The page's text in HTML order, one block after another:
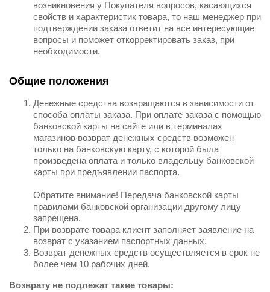
возникновения у Покупателя вопросов, касающихся
свойств и характеристик товара, то наш менеджер при
подтверждении заказа ответит на все интересующие
вопросы и поможет откорректировать заказ, при
необходимости.
Общие положения
Денежные средства возвращаются в зависимости от
способа оплаты заказа. При оплате заказа с помощью
банковской карты на сайте или в терминалах
магазинов возврат денежных средств возможен
только на банковскую карту, с которой была
произведена оплата и только владельцу банковской
карты при предъявлении паспорта.
Обратите внимание! Передача банковской карты
правилами банковской организации другому лицу
запрещена.
При возврате товара клиент заполняет заявление на
возврат с указанием паспортных данных.
Возврат денежных средств осуществляется в срок не
более чем 10 рабочих дней.
Возврату не подлежат такие товары: